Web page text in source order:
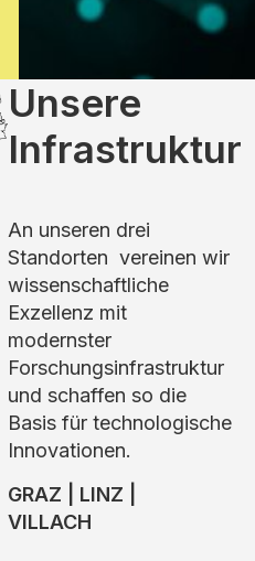
Unsere
Infrastruktur
An unseren drei
Standorten vereinen wir
wissenschaftliche
Exzellenz mit
modernster
Forschungsinfrastruktur
und schaffen so die
Basis für technologische
Innovationen.
GRAZ | LINZ |
VILLACH